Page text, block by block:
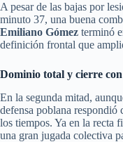
A pesar de las bajas por
minuto 37, una buena
Emiliano Gómez terminó
definición frontal que
Dominio total y cierre
En la segunda mitad,
defensa poblana
los tiempos. Ya en la recta
una gran jugada colectiva